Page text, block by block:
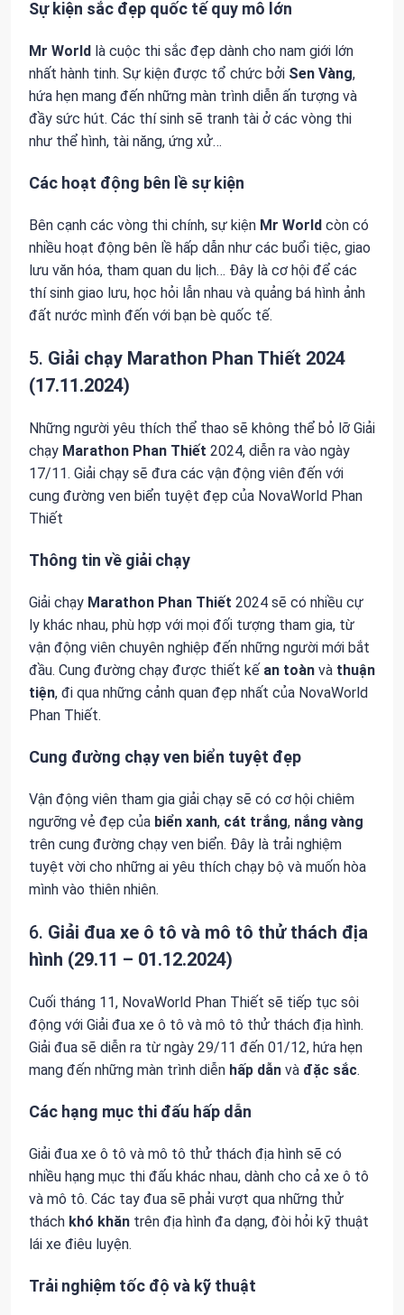
Sự kiện sắc đẹp quốc tế quy mô lớn
Mr World là cuộc thi sắc đẹp dành cho nam giới lớn
nhất hành tinh. Sự kiện được tổ chức bởi Sen Vàng,
hứa hẹn mang đến những màn trình diễn ấn tượng và
đầy sức hút. Các thí sinh sẽ tranh tài ở các vòng thi
như thể hình, tài năng, ứng xử…
Các hoạt động bên lề sự kiện
Bên cạnh các vòng thi chính, sự kiện Mr World còn có
nhiều hoạt động bên lề hấp dẫn như các buổi tiệc, giao
lưu văn hóa, tham quan du lịch… Đây là cơ hội để các
thí sinh giao lưu, học hỏi lẫn nhau và quảng bá hình ảnh
đất nước mình đến với bạn bè quốc tế.
5. Giải chạy Marathon Phan Thiết 2024
(17.11.2024)
Những người yêu thích thể thao sẽ không thể bỏ lỡ Giải
chạy Marathon Phan Thiết 2024, diễn ra vào ngày
17/11. Giải chạy sẽ đưa các vận động viên đến với
cung đường ven biển tuyệt đẹp của NovaWorld Phan
Thiết
Thông tin về giải chạy
Giải chạy Marathon Phan Thiết 2024 sẽ có nhiều cự
ly khác nhau, phù hợp với mọi đối tượng tham gia, từ
vận động viên chuyên nghiệp đến những người mới bắt
đầu. Cung đường chạy được thiết kế an toàn và thuận
tiện, đi qua những cảnh quan đẹp nhất của NovaWorld
Phan Thiết.
Cung đường chạy ven biển tuyệt đẹp
Vận động viên tham gia giải chạy sẽ có cơ hội chiêm
ngưỡng vẻ đẹp của biển xanh, cát trắng, nắng vàng
trên cung đường chạy ven biển. Đây là trải nghiệm
tuyệt vời cho những ai yêu thích chạy bộ và muốn hòa
mình vào thiên nhiên.
6. Giải đua xe ô tô và mô tô thử thách địa
hình (29.11 – 01.12.2024)
Cuối tháng 11, NovaWorld Phan Thiết sẽ tiếp tục sôi
động với Giải đua xe ô tô và mô tô thử thách địa hình.
Giải đua sẽ diễn ra từ ngày 29/11 đến 01/12, hứa hẹn
mang đến những màn trình diễn hấp dẫn và đặc sắc.
Các hạng mục thi đấu hấp dẫn
Giải đua xe ô tô và mô tô thử thách địa hình sẽ có
nhiều hạng mục thi đấu khác nhau, dành cho cả xe ô tô
và mô tô. Các tay đua sẽ phải vượt qua những thử
thách khó khăn trên địa hình đa dạng, đòi hỏi kỹ thuật
lái xe điêu luyện.
Trải nghiệm tốc độ và kỹ thuật